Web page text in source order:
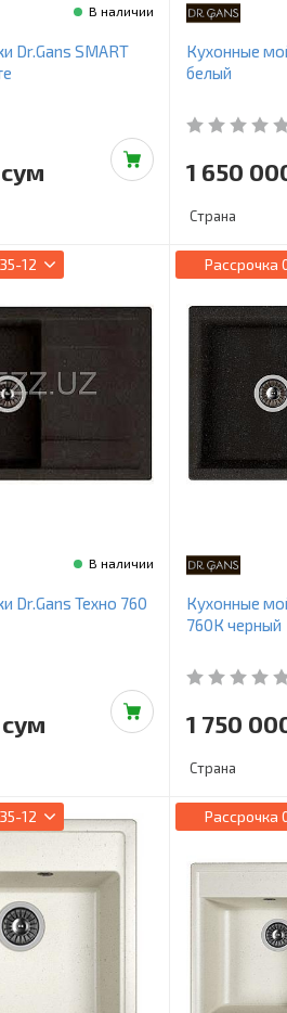
В наличии
Dr.Gans SMART
Кухонные
белый
1 650
Страна
12
В наличии
Dr.Gans Техно 760
Рассрочка
Кухонные
760К черный
1 750
Страна
12 Рассрочка